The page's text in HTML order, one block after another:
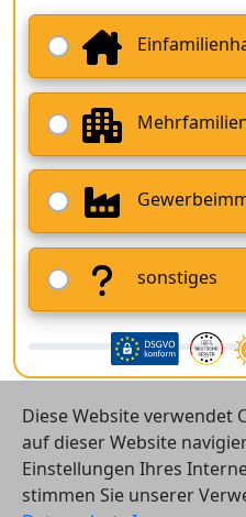
sonstiges
© 2026
Diese Website verwendet
auf dieser Website
Einstellungen Ihres
stimmen Sie unserer